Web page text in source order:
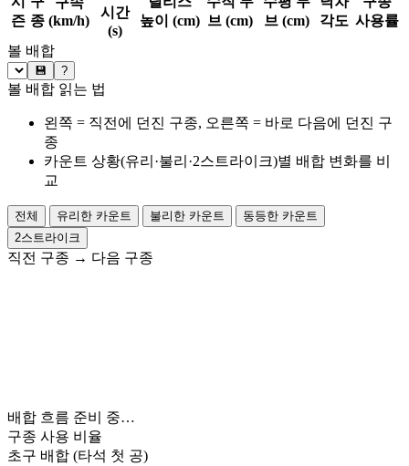
즌 종 (km/h)
시간
(s)
높이 (cm) 브 (cm)
브 (cm)
각도 사용률
볼 배합
💾 ?
볼 배합 읽는 법
왼쪽 = 직전에 던진 구종, 오른쪽 = 바로 다음에 던진 구
종
카운트 상황(유리·불리·2스트라이크)별 배합 변화를 비
교
전체 유리한 카운트 불리한 카운트
동등한 카운트
2스트라이크
직전 구종 → 다음 구종
배합 흐름 준비 중…
구종 사용 비율
초구 배합 (타석 첫 공)